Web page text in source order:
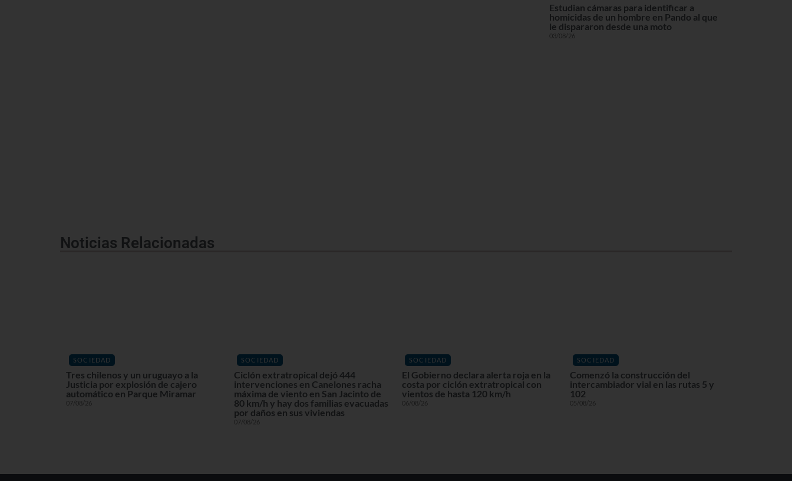
Estudian cámaras para identificar a
homicidas de un hombre en Pando al que
le dispararon desde una moto
03/08/26
Noticias Relacionadas
SOCIEDAD
Tres chilenos y un uruguayo a la
Justicia por explosión de cajero
automático en Parque Miramar
07/08/26
SOCIEDAD
Ciclón extratropical dejó 444
intervenciones en Canelones racha
máxima de viento en San Jacinto de
80 km/h y hay dos familias evacuadas
por daños en sus viviendas
07/08/26
SOCIEDAD
El Gobierno declara alerta roja en la
costa por ciclón extratropical con
vientos de hasta 120 km/h
06/08/26
SOCIEDAD
Comenzó la construcción del
intercambiador vial en las rutas 5 y
102
05/08/26